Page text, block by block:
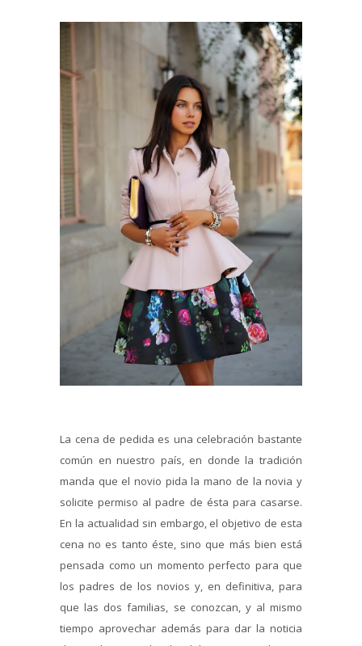
La cena de pedida es una celebración bastante
común en nuestro país, en donde la tradición
manda que el novio pida la mano de la novia y
solicite permiso al padre de ésta para casarse.
En la actualidad sin embargo, el objetivo de esta
cena no es tanto éste, sino que más bien está
pensada como un momento perfecto para que
los padres de los novios y, en definitiva, para
que las dos familias, se conozcan, y al mismo
tiempo aprovechar además para dar la noticia